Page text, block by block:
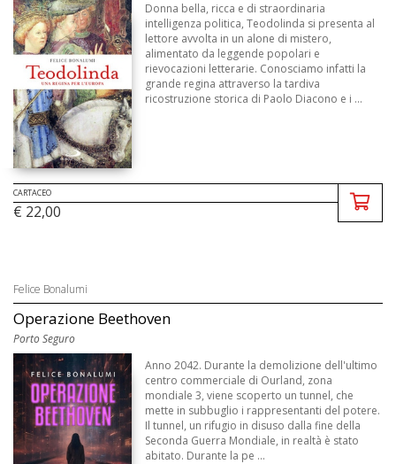
Donna bella, ricca e di straordinaria
intelligenza politica, Teodolinda si presenta al
lettore avvolta in un alone di mistero,
alimentato da leggende popolari e
rievocazioni letterarie. Conosciamo infatti la
grande regina attraverso la tardiva
ricostruzione storica di Paolo Diacono e i ...
CARTACEO
€ 22,00
Felice Bonalumi
Operazione Beethoven
Porto Seguro
Anno 2042. Durante la demolizione dell'ultimo
centro commerciale di Ourland, zona
mondiale 3, viene scoperto un tunnel, che
mette in subbuglio i rappresentanti del potere.
Il tunnel, un rifugio in disuso dalla fine della
Seconda Guerra Mondiale, in realtà è stato
abitato. Durante la pe ...